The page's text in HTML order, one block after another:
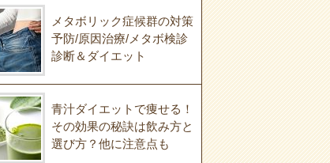
メタボリック症候群の対策
予防/原因治療/メタボ検診
診断＆ダイエット
青汁ダイエットで痩せる！
その効果の秘訣は飲み方と
選び方？他に注意点も